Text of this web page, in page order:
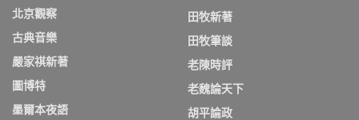
北京觀察
古典音樂
嚴家祺新著
圖博特
墨爾本夜語
田牧新著
田牧筆談
老陳時評
老魏論天下
胡平論政